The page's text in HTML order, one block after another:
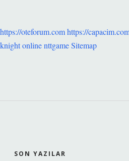
https://oteforum.comhttps://
knight onlinenttgameSitemap
SON YAZILAR